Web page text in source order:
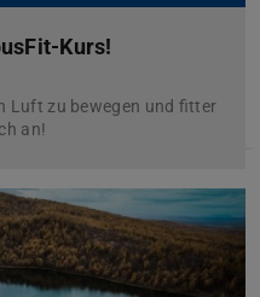
Kurs!
Luft zu bewegen und fitter
an!